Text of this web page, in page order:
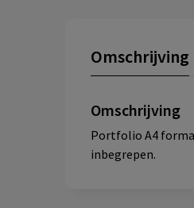
Omschrijving
Omschrijving
Portfolio A4
inbegrepen.